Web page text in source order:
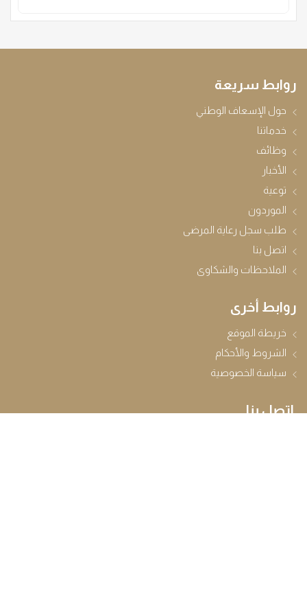
روابط سريعة
حول الإسعاف الوطني
خدماتنا
وظائف
الأخبار
توعية
الموردون
طلب سجل رعاية المرضى
اتصل بنا
الملاحظات والشكاوى
روابط أخرى
خريطة الموقع
الشروط والأحكام
سياسة الخصوصية
اتصل بنا